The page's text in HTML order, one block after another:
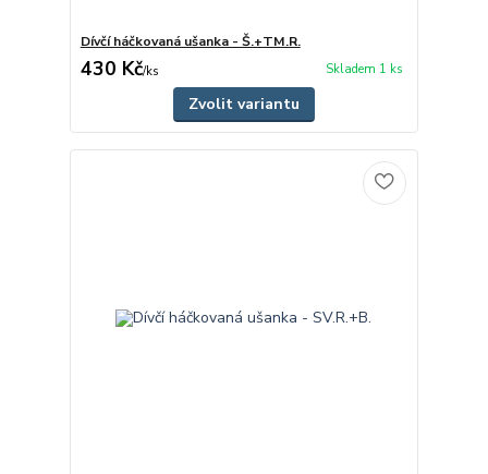
Dívčí háčkovaná ušanka - Š.+TM.R.
430 Kč/ks Skladem 1 ks
Zvolit variantu